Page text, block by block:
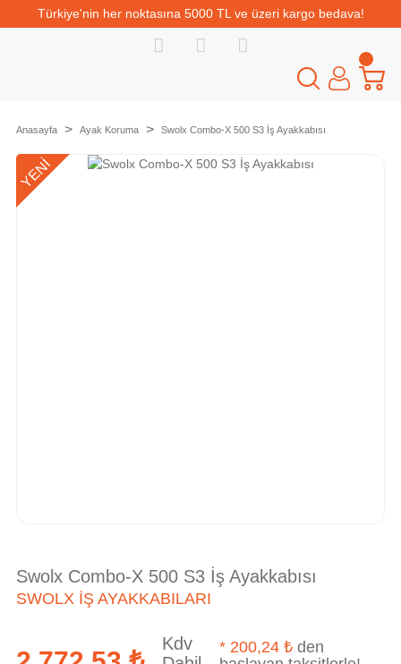
Türkiye'nin her noktasına 5000 TL ve üzeri kargo bedava!
Anasayfa Ayak Koruma Swolx Combo-X 500 S3 İş Ayakkabısı
YENİ
Swolx Combo-X 500 S3 İş Ayakkabısı
SWOLX İŞ AYAKKABILARI
Kdv
* 200,24 ₺ den